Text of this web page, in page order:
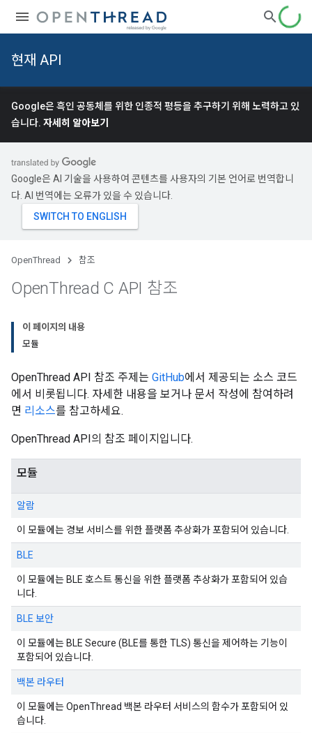
현재 API
Google은 흑인 공동체를 위한 인종적 평등을 추구하기 위해 노력하고 있
습니다. 자세히 알아보기
Google은 AI 기술을 사용하여 콘텐츠를 사용자의 기본 언어로 번역합니
다. AI 번역에는 오류가 있을 수 있습니다.
OpenThread 참조
OpenThread C API 참조
이 페이지의 내용
모듈
OpenThread API 참조 주제는 GitHub에서 제공되는 소스 코드
에서 비롯됩니다. 자세한 내용을 보거나 문서 작성에 참여하려
면 리소스를 참고하세요.
OpenThread API의 참조 페이지입니다.
모듈
알람
이 모듈에는 경보 서비스를 위한 플랫폼 추상화가 포함되어 있습니다.
BLE
이 모듈에는 BLE 호스트 통신을 위한 플랫폼 추상화가 포함되어 있습
니다.
BLE 보안
이 모듈에는 BLE Secure (BLE를 통한 TLS) 통신을 제어하는 기능이
포함되어 있습니다.
백본 라우터
이 모듈에는 OpenThread 백본 라우터 서비스의 함수가 포함되어 있
습니다.